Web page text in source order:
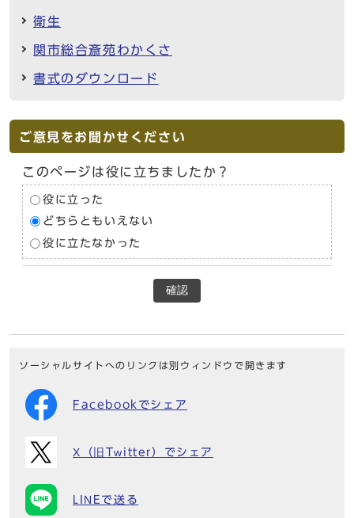
衛生
関市総合斎苑わかくさ
書式のダウンロード
ご意見をお聞かせください
このページは役に立ちましたか？
役に立った
どちらともいえない
役に立たなかった
確認
ソーシャルサイトへのリンクは別ウィンドウで開きます
Facebookでシェア
X（旧Twitter）でシェア
LINEで送る